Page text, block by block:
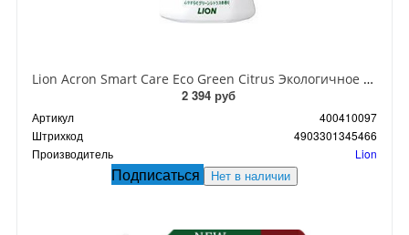
Lion Acron Smart Care Eco Green Citrus Экологичное жидкое средство для стирки деликатных тканей смягчающий с ароматом зеленых цитрусов 440 мл
2 394 руб
Артикул
400410097
Штрихкод
4903301345466
Производитель
Lion
Подписаться Нет в наличии